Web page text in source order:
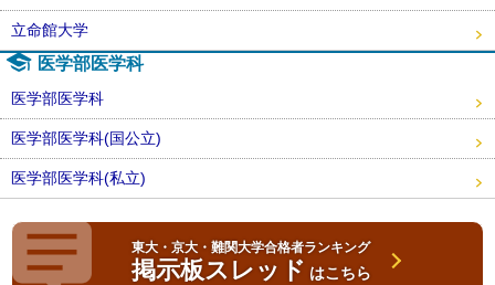
立命館大学
医学部医学科
医学部医学科
医学部医学科(国公立)
医学部医学科(私立)
東大・京大・難関大学合格者ランキング
掲示板スレッド はこちら